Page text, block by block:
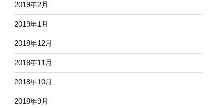
2019年2月
2019年1月
2018年12月
2018年11月
2018年10月
2018年9月